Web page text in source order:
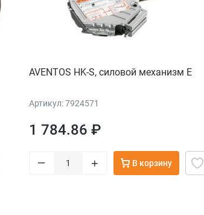
AVENTOS HK-S, силовой механизм Е
Артикул: 7924571
1 784.86 ₽
– + В корзину